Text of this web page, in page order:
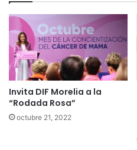
Invita DIF Morelia a la
“Rodada Rosa”
octubre 21, 2022